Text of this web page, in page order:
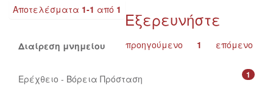
Αποτελέσματα 1-1 από 1
προηγούμενο 1 επόμενο
Εξερευνήστε
Διαίρεση μνημείου
1
Ερέχθειο - Βόρεια Πρόσταση